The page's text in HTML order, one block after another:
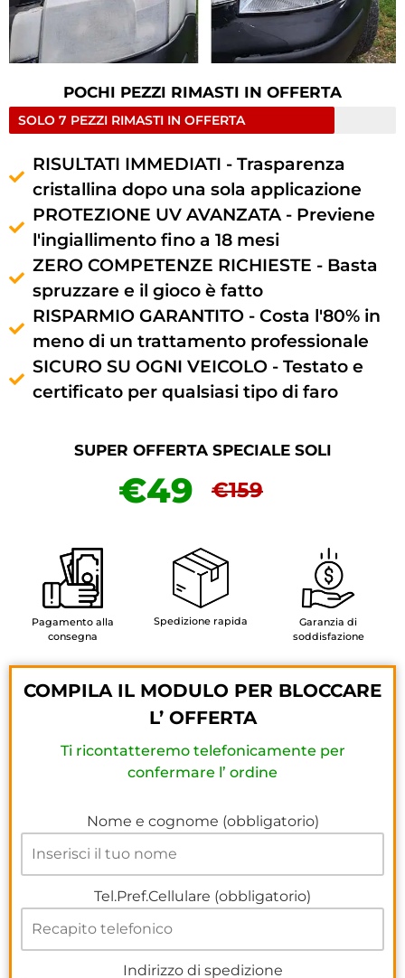
POCHI PEZZI RIMASTI IN OFFERTA
SOLO 7 PEZZI RIMASTI IN OFFERTA
RISULTATI IMMEDIATI - Trasparenza
cristallina dopo una sola applicazione
PROTEZIONE UV AVANZATA - Previene
l'ingiallimento fino a 18 mesi
ZERO COMPETENZE RICHIESTE - Basta
spruzzare e il gioco è fatto
RISPARMIO GARANTITO - Costa l'80% in
meno di un trattamento professionale
SICURO SU OGNI VEICOLO - Testato e
certificato per qualsiasi tipo di faro
SUPER OFFERTA SPECIALE SOLI
€49 €159
Pagamento alla
consegna
Spedizione rapida
Garanzia di
soddisfazione
COMPILA IL MODULO PER BLOCCARE
L’ OFFERTA
Ti ricontatteremo telefonicamente per
confermare l’ ordine
Nome e cognome (obbligatorio)
Tel.Pref.Cellulare (obbligatorio)
Indirizzo di spedizione